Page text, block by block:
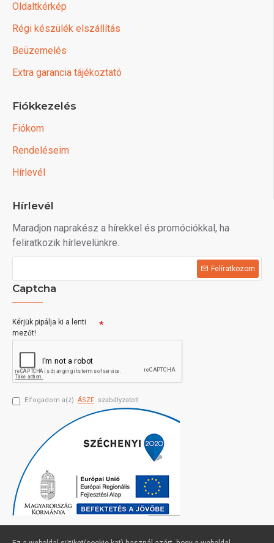
Oldaltkérkép
Régi készülék elszállítás
Beüzemelés
Extra garancia tájékoztató
Fiókkezelés
Fiókom
Rendeléseim
Hírlevél
Hírlevél
Maradjon naprakész a hírekkel és promóciókkal, ha
feliratkozik hírlevelünkre.
Felíratkozom
Captcha
Kérjük pipálja ki a lenti
mezőt!
Elfogadom a(z) ÁSZF szabályzatot!